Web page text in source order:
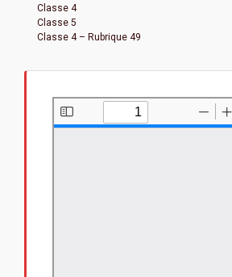
Classe 4
Classe 5
Classe 4 – Rubrique 49